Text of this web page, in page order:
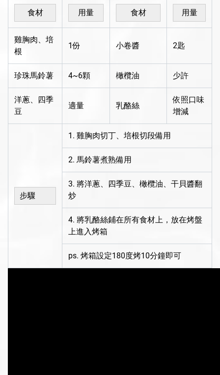
食材 用量 食材 用量
雞胸肉、培
根
1份 小卷醬 2匙
珍珠馬鈴薯 4~6顆 橄欖油 少許
洋蔥、四季
豆
適量 乳酪絲
依照口味
增減
步驟
1. 雞胸肉切丁、培根切段備用
2. 馬鈴薯煮熟備用
3. 將洋蔥、四季豆、橄欖油、干貝醬翻
炒
4. 將乳酪絲鋪在所有食材上，放在烤盤
上進入烤箱
ps. 烤箱設定180度烤10分鐘即可